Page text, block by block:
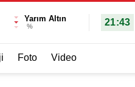
Yarım Altın
% 21:43
Foto Video